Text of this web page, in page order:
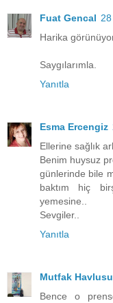
Fuat Gencal
Harika
Saygılarımla.
Yanıtla
Esma Ercengiz
Ellerine sağlık
Benim huysuz
günlerinde bile
baktım hiç
yemesine..
Sevgiler..
Yanıtla
Mutfak Havlusu
Bence o